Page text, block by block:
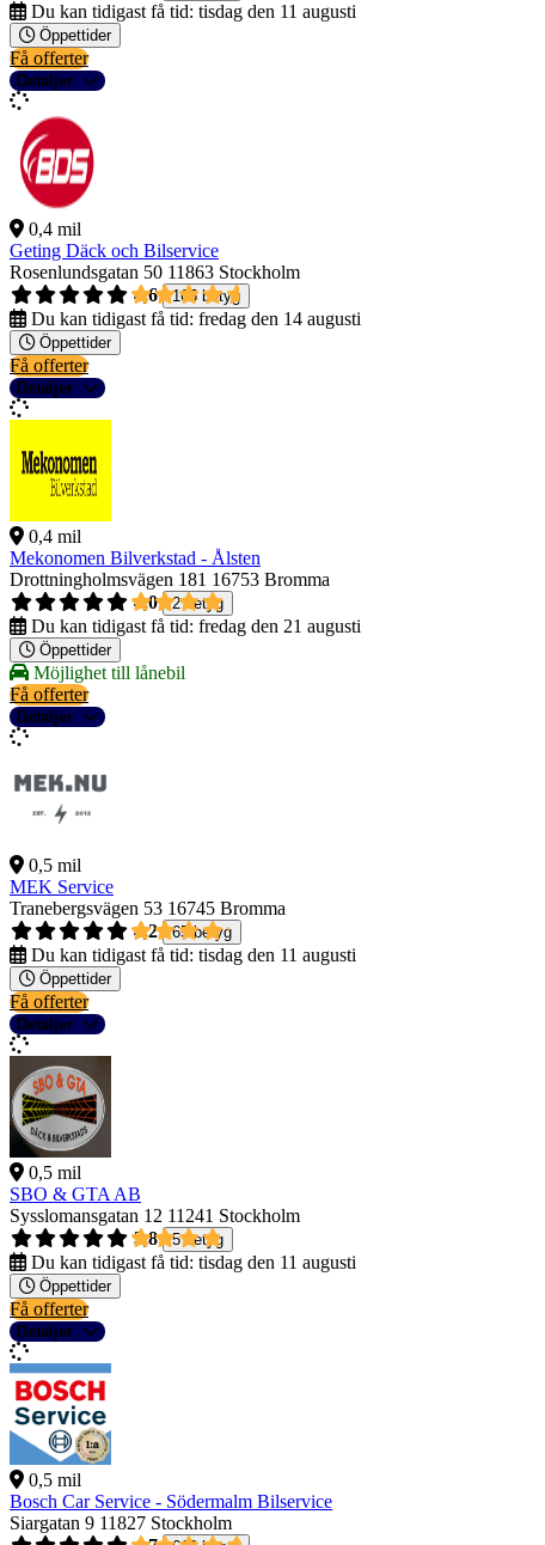
Du kan tidigast få tid: tisdag den 11 augusti
Öppettider
Få offerter
Detaljer
0,4 mil
Geting Däck och Bilservice
Rosenlundsgatan 50 11863 Stockholm
4,6
165 betyg
Du kan tidigast få tid: fredag den 14 augusti
Öppettider
Få offerter
Detaljer
0,4 mil
Mekonomen Bilverkstad - Ålsten
Drottningholmsvägen 181 16753 Bromma
4,0
2 betyg
Du kan tidigast få tid: fredag den 21 augusti
Öppettider
Möjlighet till lånebil
Få offerter
Detaljer
0,5 mil
MEK Service
Tranebergsvägen 53 16745 Bromma
4,2
65 betyg
Du kan tidigast få tid: tisdag den 11 augusti
Öppettider
Få offerter
Detaljer
0,5 mil
SBO & GTA AB
Sysslomansgatan 12 11241 Stockholm
3,8
5 betyg
Du kan tidigast få tid: tisdag den 11 augusti
Öppettider
Få offerter
Detaljer
0,5 mil
Bosch Car Service - Södermalm Bilservice
Siargatan 9 11827 Stockholm